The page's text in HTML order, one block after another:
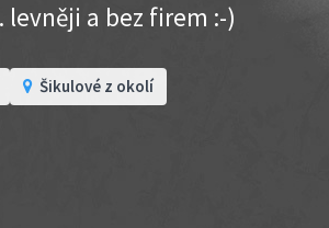
levněji a bez firem :-)
Šikulové z okolí